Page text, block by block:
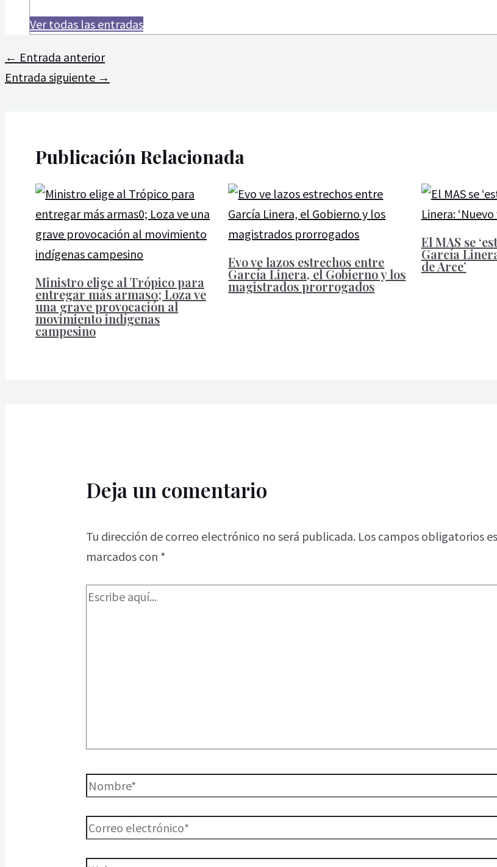
Ver todas las entradas
← Entrada anterior
Entrada siguiente →
Publicación Relacionada
Ministro elige al Trópico para
entregar más armas0; Loza ve
una grave provocación al
movimiento indígenas
campesino
Evo ve lazos estrechos entre
García Linera, el Gobierno y los
magistrados prorrogados
El MAS se
García
de Arce’
Deja un comentario
Tu dirección de correo electrónico no será publicada. Los campos obligatorios
marcados con *